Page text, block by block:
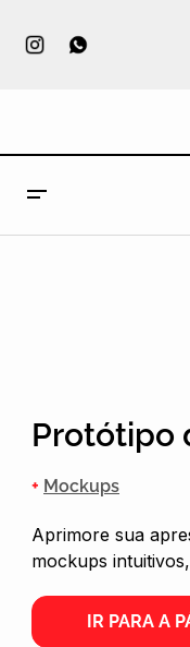
Protótipo
+ Mockups
Aprimore sua
mockups
IR PARA A